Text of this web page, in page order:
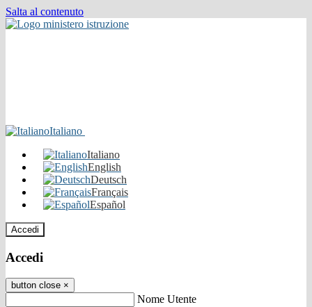
Salta al contenuto
Italiano
Italiano
English
Deutsch
Français
Español
Accedi
Accedi
button close ×
Nome Utente